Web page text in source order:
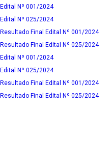
Edital Nº 001/2024
Edital Nº 025/2024
Resultado Final Edital Nº 001/2024
Resultado Final Edital Nº 025/2024
Edital Nº 001/2024
Edital Nº 025/2024
Resultado Final Edital Nº 001/2024
Resultado Final Edital Nº 025/2024